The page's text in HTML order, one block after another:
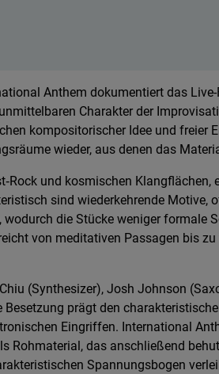
Anthem dokumentiert das
Charakter der
kompositorischer Idee und freier
wieder, aus denen das
und kosmischen Klangflächen,
sind wiederkehrende Motive,
die Stücke weniger formale
von meditativen Passagen bis
(Synthesizer), Josh Johnson
prägt den
Eingriffen. International
Rohmaterial, das anschließend
Spannungsbogen